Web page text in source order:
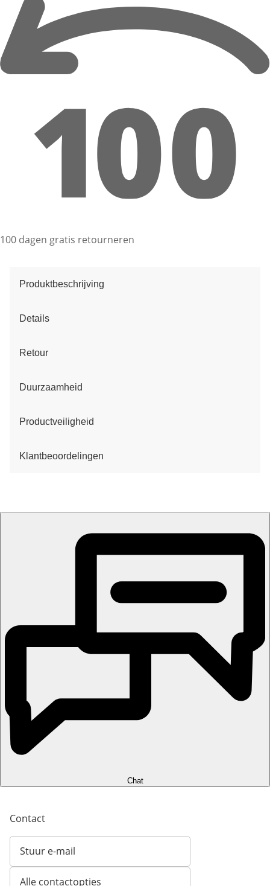
100 dagen gratis retourneren
Produktbeschrijving
Details
Retour
Duurzaamheid
Productveiligheid
Klantbeoordelingen
Chat
Contact
Stuur e-mail
Opent e-mailclient
Alle contactopties